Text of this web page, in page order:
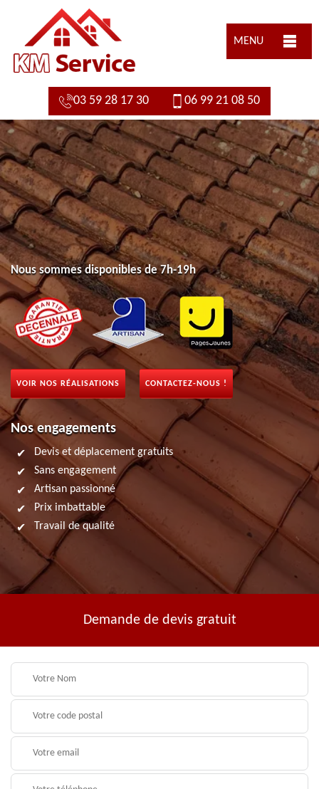
MENU
03 59 28 17 30 06 99 21 08 50
Nous sommes disponibles de 7h-19h
VOIR NOS RÉALISATIONS CONTACTEZ-NOUS !
Nos engagements
Devis et déplacement gratuits
Sans engagement
Artisan passionné
Prix imbattable
Travail de qualité
Demande de devis gratuit